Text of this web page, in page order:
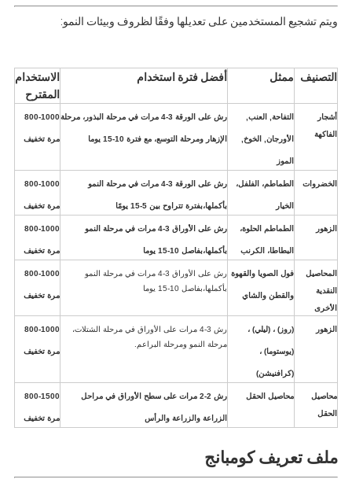
ويتم تشجيع المستخدمين على تعديلها وفقًا لظروف وبيئات النمو:
التصنيف ممثل أفضل فترة استخدام
الاستخدام
المقترح
أشجار
الفاكهة
التفاحة, العنب,
الأورجان, الخوخ,
الموز
رش على الورقة 3-4 مرات في مرحلة البذور، مرحلة
الإزهار ومرحلة التوسع، مع فترة 10-15 يوما
800-1000
مرة تخفيف
الخضروات الطماطم، الفلفل،
الخيار
رش على الورقة 3-4 مرات في مرحلة النمو
بأكملها،بفترة تتراوح بين 5-15 يومًا
800-1000
مرة تخفيف
الزهور الطماطم الحلوة،
البطاطا، الكرنب
رش على الأوراق 3-4 مرات في مرحلة النمو
بأكملها،بفاصل 10-15 يوما
800-1000
مرة تخفيف
المحاصيل
النقدية
الأخرى
فول الصويا والقهوة
والقطن والشاي
رش على الأوراق 3-4 مرات في مرحلة النمو
بأكملها،بفاصل 10-15 يوما
800-1000
مرة تخفيف
الزهور (روز) ، (ليلي) ،
(يوستوما) ،
(كرافنيشن)
رش 3-4 مرات على الأوراق في مرحلة الشتلات،
مرحلة النمو ومرحلة البراعم.
800-1000
مرة تخفيف
محاصيل
الحقل
محاصيل الحقل رش 2-2 مرات على سطح الأوراق في مراحل
الزراعة والزراعة والرأس
800-1500
مرة تخفيف
ملف تعريف كومبانج